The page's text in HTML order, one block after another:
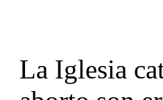
La Iglesia